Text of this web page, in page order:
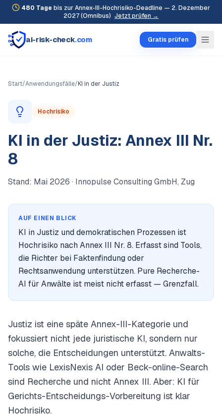
480 Tage bis zur Annex-III-Hochrisiko-Deadline — 2. Dezember
2027 (Omnibus) Jetzt prüfen →
ai-risk-check.com Gratis prüfen
Start/Anwendungsfälle/KI in der Justiz
Hochrisiko
KI in der Justiz: Annex III Nr.
8
Stand: Mai 2026 · Innopulse Consulting GmbH, Zug
AUF EINEN BLICK
KI in Justiz und demokratischen Prozessen ist
Hochrisiko nach Annex III Nr. 8. Erfasst sind Tools,
die Richter bei Faktenfindung oder
Rechtsanwendung unterstützen. Pure Recherche-
AI für Anwälte ist meist nicht erfasst — Grenzfall.
Justiz ist eine späte Annex-III-Kategorie und
fokussiert nicht jede juristische KI, sondern nur
solche, die Entscheidungen unterstützt. Anwalts-
Tools wie LexisNexis AI oder Beck-online-Search
sind Recherche und nicht Annex III. Aber: KI für
Gerichts-Entscheidungs-Vorbereitung ist klar
Hochrisiko.